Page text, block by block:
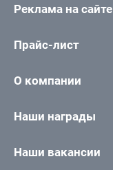
Реклама на сайте
Прайс-лист
О компании
Наши награды
Наши вакансии